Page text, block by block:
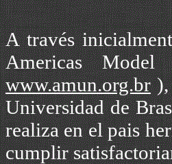
A través
Americas
www.amun.org.br)
Universidad de
realiza en el pais
cumplir